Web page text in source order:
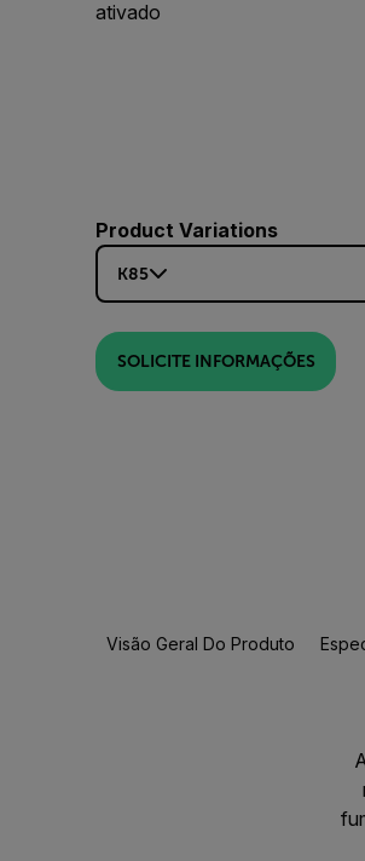
ativado
Product Variations
K85
SOLICITE INFORMAÇÕES
Visão Geral Do Produto